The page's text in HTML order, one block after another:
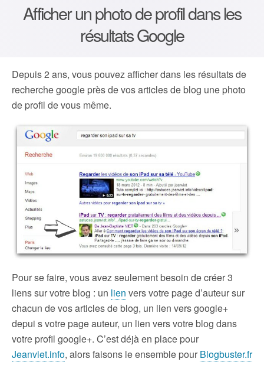
Afficher un photo de profil dans les
résultats Google
Depuis 2 ans, vous pouvez afficher dans les résultats de
recherche google près de vos articles de blog une photo
de profil de vous même.
Pour se faire, vous avez seulement besoin de créer 3
liens sur votre blog : un lien vers votre page d’auteur sur
chacun de vos articles de blog, un lien vers google+
depui s votre page auteur, un lien vers votre blog dans
votre profil google+. C’est déjà en place pour
Jeanviet.info, alors faisons le ensemble pour Blogbuster.fr